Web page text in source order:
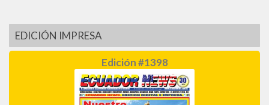
EDICIÓN IMPRESA
Edición #1398